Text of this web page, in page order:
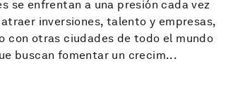
se enfrentan a una presión cada vez
inversiones, talento y empresas,
con otras ciudades de todo el mundo
buscan fomentar un crecim...